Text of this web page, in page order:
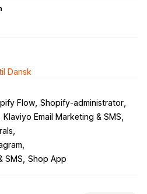
Dansk
Flow Shopify-administrator
Klaviyo Email Marketing & SMS
SMS Shop App